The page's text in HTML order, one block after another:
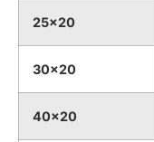
25x20
30x20
40x20